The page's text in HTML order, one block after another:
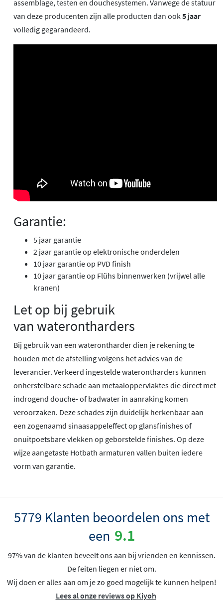
assemblage, testen en douchesystemen. Vanwege de statuur
van deze producenten zijn alle producten dan ook5 jaar
volledig gegarandeerd.
Garantie:
5 jaar garantie
2 jaar garantie op elektronische onderdelen
10 jaar garantie op PVD finish
10 jaar garantie op Flühs binnenwerken (vrijwel alle
kranen)
Let op bij gebruik
van waterontharders
Bij gebruik van een waterontharder dien je rekening te
houden met de afstelling volgens het advies van de
leverancier. Verkeerd ingestelde waterontharders kunnen
onherstelbare schade aan metaaloppervlaktes die direct met
indrogend douche- of badwater in aanraking komen
veroorzaken. Deze schades zijn duidelijk herkenbaar aan
een zogenaamd sinaasappeleffect op glansfinishes of
onuitpoetsbare vlekken op geborstelde finishes. Op deze
wijze aangetaste Hotbath armaturen vallen buiten iedere
vorm van garantie.
5779 Klanten beoordelen ons met
een 9.1
97% van de klanten beveelt ons aan bij vrienden en kennissen.
De feiten liegen er niet om.
Wij doen er alles aan om je zo goed mogelijk te kunnen helpen!
Lees al onze reviews op Kiyoh